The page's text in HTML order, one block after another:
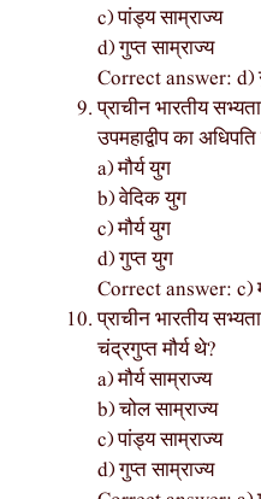
c) पांड्य साम्राज्य
d) गुप्त साम्राज्य
Correct answer: d)
प्राचीन भारतीय
उपमहाद्वीप का
a) मौर्य युग
b) वेदिक युग
c) मौर्य युग
d) गुप्त युग
Correct answer: c)
प्राचीन भारतीय
चंद्रगुप्त मौर्य थे?
a) मौर्य साम्राज्य
b) चोल साम्राज्य
c) पांड्य साम्राज्य
d) गुप्त साम्राज्य